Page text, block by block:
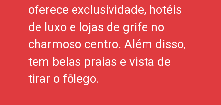
oferece exclusividade, hotéis
de luxo e lojas de grife no
charmoso centro. Além disso,
tem belas praias e vista de
tirar o fôlego.